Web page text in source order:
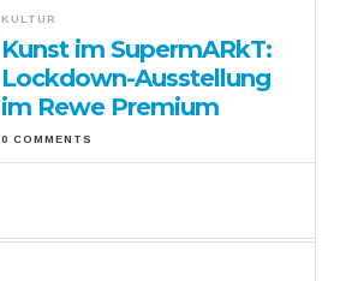
KULTUR
Kunst im SupermARkT:
Lockdown-Ausstellung
im Rewe Premium
0 COMMENTS